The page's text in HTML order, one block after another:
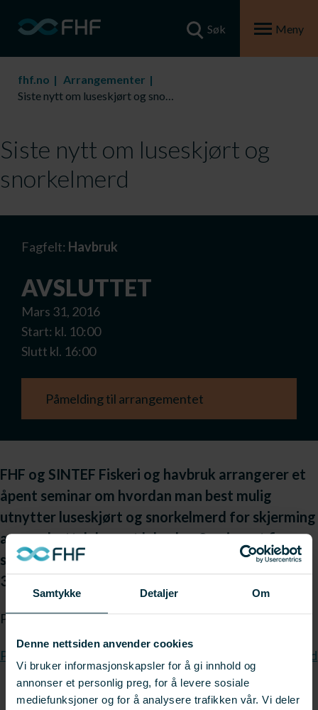
Samtykke Detaljer Om
Denne nettsiden anvender cookies
Vi bruker informasjonskapsler for å gi innhold og
annonser et personlig preg, for å levere sosiale
mediefunksjoner og for å analysere trafikken vår. Vi deler
Søk Meny
fhf.no
Arrangementer
Siste nytt om luseskjørt og snorkelmerd
Siste nytt om luseskjørt og
snorkelmerd
Fagfelt: Havbruk
AVSLUTTET
Mars 31, 2016
Start: kl. 10:00
Slutt kl. 16:00
Påmelding til arrangementet
FHF og SINTEF Fiskeri og havbruk arrangerer et
åpent seminar om hvordan man best mulig
utnytter luseskjørt og snorkelmerd for skjerming
av oppdrettslaks mot lakselus. Seminaret finner
sted på Radisson Blu Hotel Trondheim Airport
31.mars 2016.
Presentasjonene fra dette seminaret finner du her:
Presentasjoner fra Seminar om luseskjørt og snorkelmerd